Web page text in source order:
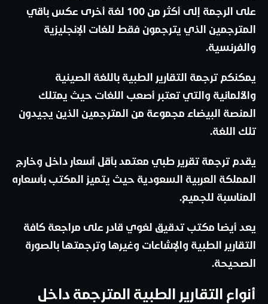
على الرجمة إلى أكثر من 100 لغة أخرى عكس باقي
المترجمين الذي يترجمون فقط للغات الإنجليزية
والفرنسية.
يمكنكم ترجمة التقارير الطبية باللغة الصينية
والألمانية والتي تعتبر أصعب اللغات حيث يمتلك
المنصة البيضاء مجموعة من المترجمين الذين يجيدون
تلك اللغة.
يقدم ترجمة تقرير طبي معتمد بأقل أسعار داخل وخارج
المملكة العربية السعودية حيث يتميز المكتب بأسعاره
المناسبة للجميع.
يعد أيضا مكتب تدقيق لغوي قادر على مراجعة كافة
التقارير الطبية والإشاعات وغيرها وترجمتها بالصورة
الصحيحة.
أنواع التقارير الطبية المترجمة داخل